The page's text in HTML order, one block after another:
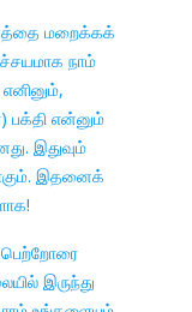
மறைக்கக்
நாம்
பக்தி என்னும்
இதுவும்
இதனைக்
இருந்து